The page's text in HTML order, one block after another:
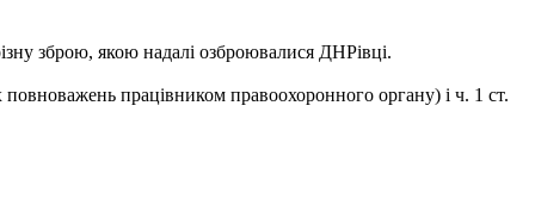
зброю, якою надалі озброювалися ДНРівці.
працівником правоохоронного органу) і ч. 1 ст.